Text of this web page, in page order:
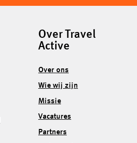
Over Travel
Active
Over ons
Wie wij zijn
Missie
Vacatures
Partners